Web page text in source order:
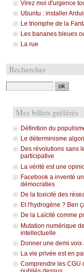
Virez moi d'urgence
Ubuntu : installer
Le triomphe de la
Les bananes bleues
La rue
Rechercher
Mes billets préférés
Définition du
Le déterminisme
Des révolutions sans
participative
La vérité est une
Facebook a inventé
démocraties
De la toxicité des
Et l'hydrogène ? Ben
De la Laïcité comme
Mutation numérique
intellectuelle
Donner une demi
La vie privée est en
Comprendre les CGU